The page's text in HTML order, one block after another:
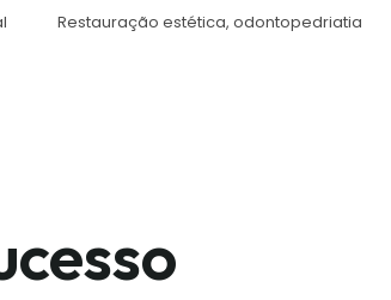
Restauração estética, odontopedriatia